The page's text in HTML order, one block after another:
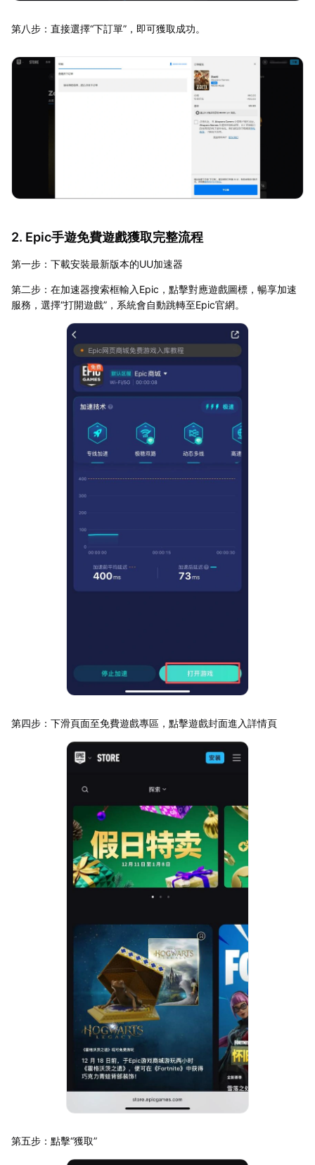
第八步：直接選擇“下訂單”，即可獲取成功。
2. Epic手遊免費遊戲獲取完整流程
第一步：下載安裝最新版本的UU加速器
第二步：在加速器搜索框輸入Epic，點擊對應遊戲圖標，暢享加速
服務，選擇“打開遊戲”，系統會自動跳轉至Epic官網。
第四步：下滑頁面至免費遊戲專區，點擊遊戲封面進入詳情頁
第五步：點擊“獲取”